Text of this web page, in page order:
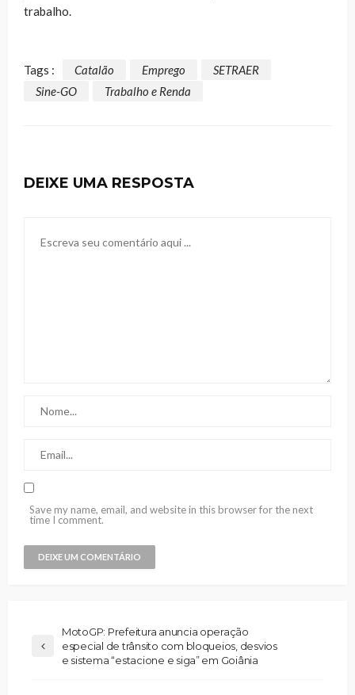
trabalho.
Tags : Catalão Emprego
SETRAER
Sine-GO
Trabalho e Renda
DEIXE UMA RESPOSTA
Save my name, email, and website in this browser for the next
time I comment.
MotoGP: Prefeitura anuncia operação
especial de trânsito com bloqueios, desvios
e sistema “estacione e siga” em Goiânia